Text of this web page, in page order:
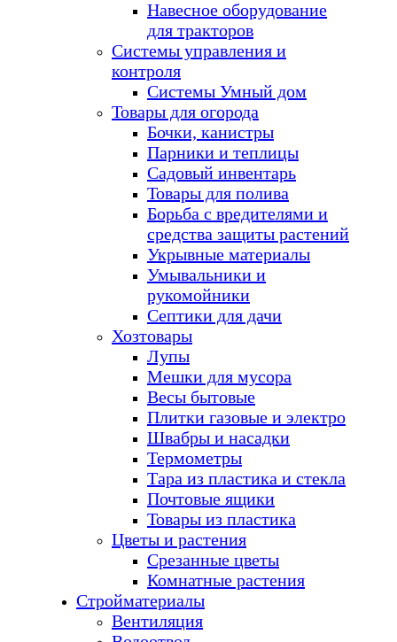
Навесное оборудование
для тракторов
Системы управления и
контроля
Системы Умный дом
Товары для огорода
Бочки, канистры
Парники и теплицы
Садовый инвентарь
Товары для полива
Борьба с вредителями и
средства защиты растений
Укрывные материалы
Умывальники и
рукомойники
Септики для дачи
Хозтовары
Лупы
Мешки для мусора
Весы бытовые
Плитки газовые и электро
Швабры и насадки
Термометры
Тара из пластика и стекла
Почтовые ящики
Товары из пластика
Цветы и растения
Срезанные цветы
Комнатные растения
Стройматериалы
Вентиляция